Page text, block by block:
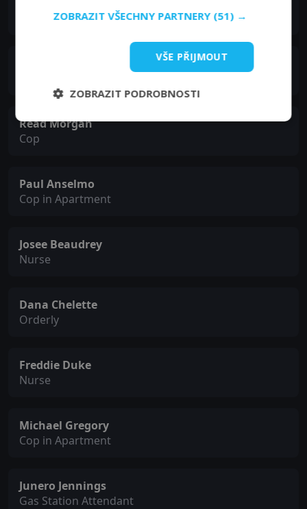
Real Estate Agent
Read Morgan
Cop
Paul Anselmo
Cop in Apartment
Josee Beaudrey
Nurse
Dana Chelette
Orderly
Freddie Duke
Nurse
Michael Gregory
Cop in Apartment
Junero Jennings
Gas Station Attendant
ZOBRAZIT VŠECHNY PARTNERY (51) →
VŠE PŘIJMOUT
ZOBRAZIT PODROBNOSTI